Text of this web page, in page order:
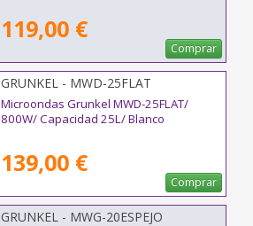
119,00 €
Comprar
GRUNKEL - MWD-25FLAT
Microondas Grunkel MWD-25FLAT/
800W/ Capacidad 25L/ Blanco
139,00 €
Comprar
GRUNKEL - MWG-20ESPEJO